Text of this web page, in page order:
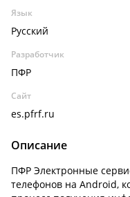
Язык
Русский
Разработчик
ПФР
Сайт
es.pfrf.ru
Описание
ПФР Электронные
телефонов на Android,